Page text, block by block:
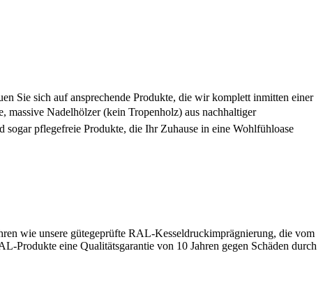
Sie sich auf ansprechende Produkte, die wir komplett inmitten einer
massive Nadelhölzer (kein Tropenholz) aus nachhaltiger
sogar pflegefreie Produkte, die Ihr Zuhause in eine Wohlfühloase
wie unsere gütegeprüfte RAL-Kesseldruckimprägnierung, die vom
Produkte eine Qualitätsgarantie von 10 Jahren gegen Schäden durch